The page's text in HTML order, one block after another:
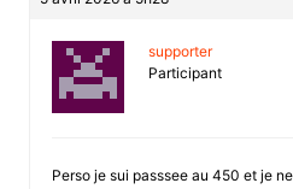
supporter
Participant
Perso je sui passsee au 450 et je